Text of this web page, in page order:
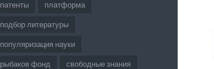
патенты платформа
подбор литературы
популяризация науки
рыбаков фонд свободные знания